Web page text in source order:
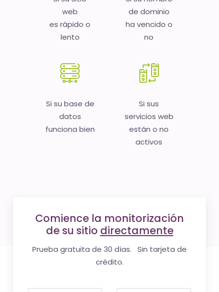
web
es rápido o
lento
de dominio
ha vencido o
no
Si su base de
datos
funciona bien
Si sus
servicios web
están o no
activos
Comience la monitorización
de su sitio directamente
Prueba gratuita de 30 días. Sin tarjeta de
crédito.